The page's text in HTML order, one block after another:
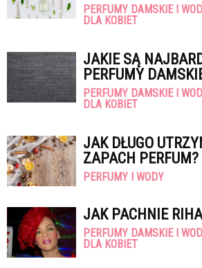
PERFUMY DAMSKIE I
DLA KOBIET
JAKIE SĄ
PERFUMY
PERFUMY DAMSKIE I
DLA KOBIET
JAK DŁUGO
ZAPACH PERFUM?
PERFUMY I WODY
JAK PACHNIE
PERFUMY DAMSKIE I
DLA KOBIET